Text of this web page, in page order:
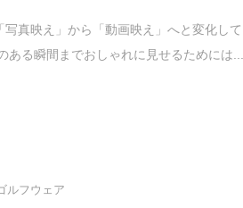
真映え」から「動画映え」へと変化して
る瞬間までおしゃれに見せるためには...
ルフウェア